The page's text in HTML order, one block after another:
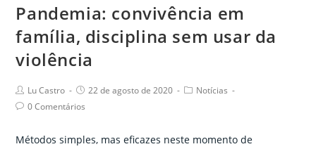
Pandemia: convivência em
família, disciplina sem usar da
violência
Post
author:
Lu Castro
Post
published:
22 de agosto de 2020
PostNotícias
Post0 Comentários
Métodos simples, mas eficazes neste momento de